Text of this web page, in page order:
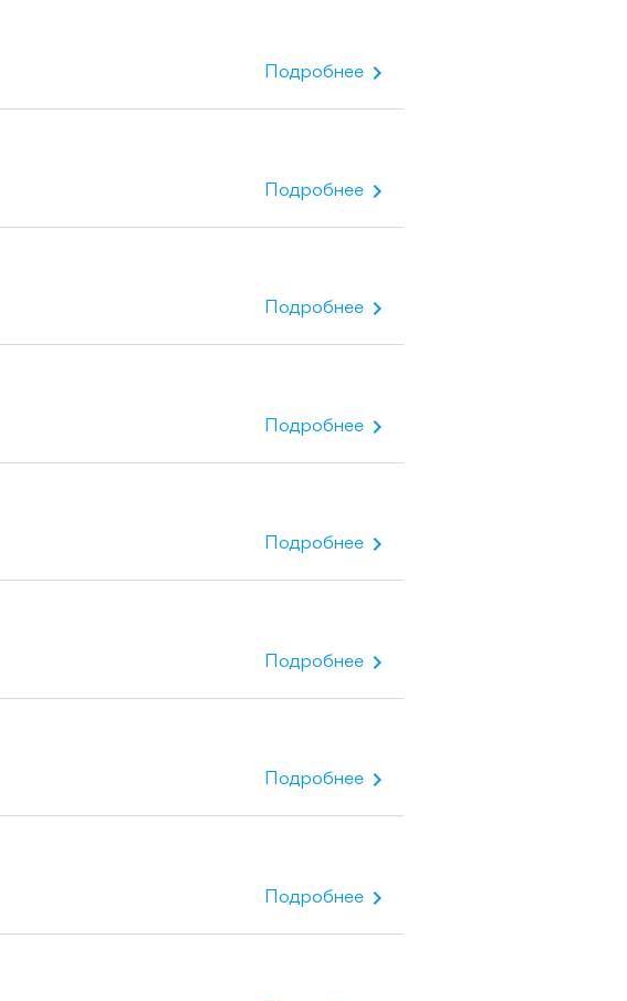
Подробнее chevron_right
Подробнее chevron_right
Подробнее chevron_right
Подробнее chevron_right
Подробнее chevron_right
Подробнее chevron_right
Подробнее chevron_right
Подробнее chevron_right